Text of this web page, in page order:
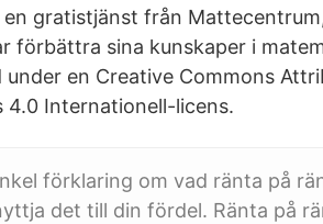
gratistjänst från
förbättra sina kunskaper i
en Creative Commons
4.0 Internationell-licens.
förklaring om vad ränta på
det till din fördel. Ränta på